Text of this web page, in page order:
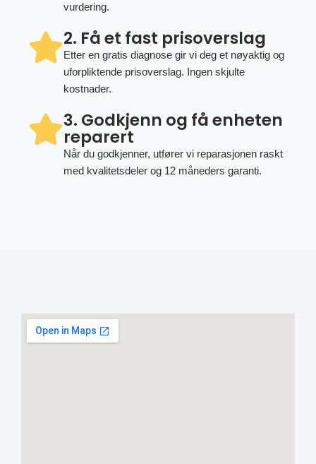
vurdering.
2. Få et fast prisoverslag
Etter en gratis diagnose gir vi deg et nøyaktig og
uforpliktende prisoverslag. Ingen skjulte
kostnader.
3. Godkjenn og få enheten
reparert
Når du godkjenner, utfører vi reparasjonen raskt
med kvalitetsdeler og 12 måneders garanti.